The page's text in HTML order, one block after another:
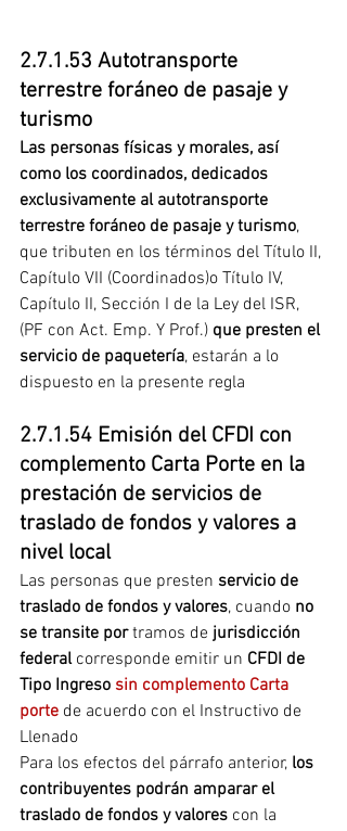
2.7.1.53 Autotransporte
terrestre foráneo de pasaje y
turismo
Las personas físicas y morales, así
como los coordinados, dedicados
exclusivamente al autotransporte
terrestre foráneo de pasaje y turismo,
que tributen en los términos del Título II,
Capítulo VII (Coordinados)o Título IV,
Capítulo II, Sección I de la Ley del ISR,
(PF con Act. Emp. Y Prof.) que presten el
servicio de paquetería, estarán a lo
dispuesto en la presente regla
2.7.1.54 Emisión del CFDI con
complemento Carta Porte en la
prestación de servicios de
traslado de fondos y valores a
nivel local
Las personas que presten servicio de
traslado de fondos y valores, cuando no
se transite por tramos de jurisdicción
federal corresponde emitir un CFDI de
Tipo Ingreso sin complemento Carta
porte de acuerdo con el Instructivo de
Llenado
Para los efectos del párrafo anterior, los
contribuyentes podrán amparar el
traslado de fondos y valores con la